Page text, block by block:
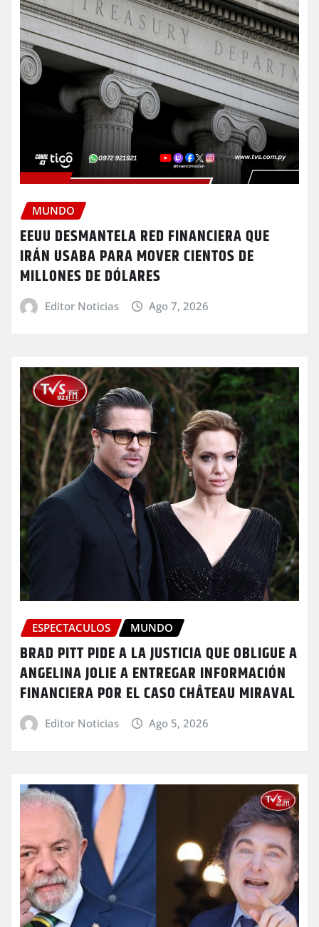
MUNDO
EEUU DESMANTELA RED FINANCIERA QUE
IRÁN USABA PARA MOVER CIENTOS DE
MILLONES DE DÓLARES
Editor Noticias Ago 7, 2026
ESPECTACULOS MUNDO
BRAD PITT PIDE A LA JUSTICIA QUE OBLIGUE A
ANGELINA JOLIE A ENTREGAR INFORMACIÓN
FINANCIERA POR EL CASO CHÂTEAU MIRAVAL
Editor Noticias Ago 5, 2026